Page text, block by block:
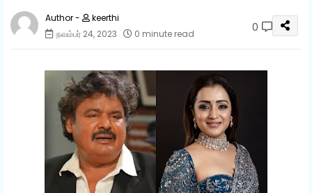
keerthi
நவம்பர் 24, 2023
0 minute read 0